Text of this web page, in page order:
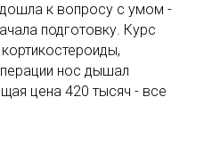
к вопросу с умом -
подготовку. Курс
нос дышал
цена 420 тысяч - все